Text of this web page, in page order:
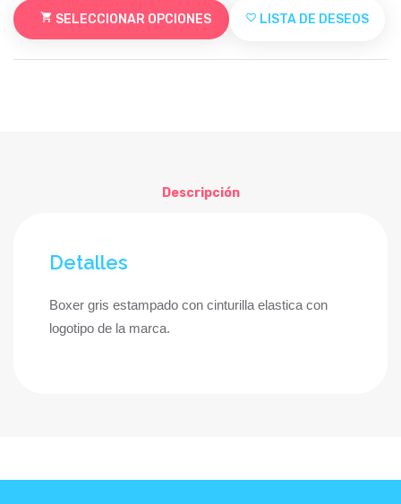
shopping_cart SELECCIONAR OPCIONES favorite_border LISTA DE DESEOS
Descripción
Detalles
Boxer gris estampado con cinturilla elastica con
logotipo de la marca.